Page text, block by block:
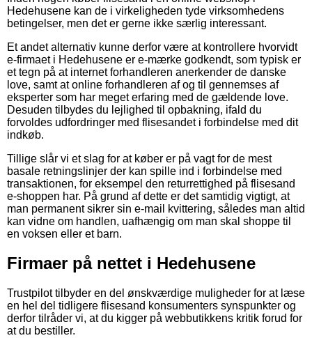
Hedehusene kan de i virkeligheden tyde virksomhedens
betingelser, men det er gerne ikke særlig interessant.
Et andet alternativ kunne derfor være at kontrollere hvorvidt
e-firmaet i Hedehusene er e-mærke godkendt, som typisk er
et tegn på at internet forhandleren anerkender de danske
love, samt at online forhandleren af og til gennemses af
eksperter som har meget erfaring med de gældende love.
Desuden tilbydes du lejlighed til opbakning, ifald du
forvoldes udfordringer med flisesandet i forbindelse med dit
indkøb.
Tillige slår vi et slag for at køber er på vagt for de mest
basale retningslinjer der kan spille ind i forbindelse med
transaktionen, for eksempel den returrettighed på flisesand
e-shoppen har. På grund af dette er det samtidig vigtigt, at
man permanent sikrer sin e-mail kvittering, således man altid
kan vidne om handlen, uafhængig om man skal shoppe til
en voksen eller et barn.
Firmaer på nettet i Hedehusene
Trustpilot tilbyder en del ønskværdige muligheder for at læse
en hel del tidligere flisesand konsumenters synspunkter og
derfor tilråder vi, at du kigger på webbutikkens kritik forud for
at du bestiller.